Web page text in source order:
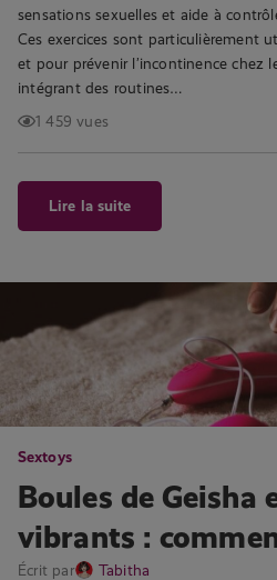
sensations sexuelles et aide à
Ces exercices sont particulièrement
et pour prévenir l’incontinence chez
intégrant des routines…
1 459 vues
Lire la suite
Sextoys
Boules de Geisha
vibrants :
Écrit par Tabitha